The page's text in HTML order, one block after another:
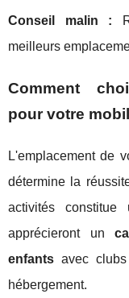
Conseil malin :
meilleurs
Comment
pour votre
L'emplacement de
détermine la
activités
apprécieront un
enfants avec
hébergement.